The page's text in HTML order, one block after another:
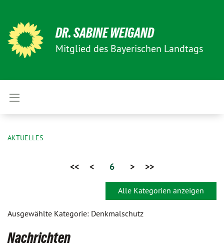
DR. SABINE WEIGAND
Mitglied des Bayerischen Landtags
AKTUELLES
<< < 6 > >>
Alle Kategorien anzeigen
Ausgewählte Kategorie: Denkmalschutz
Nachrichten